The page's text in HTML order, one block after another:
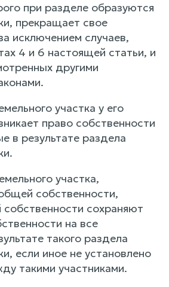
при разделе образуются
прекращает свое
исключением случаев,
4 и 6 настоящей статьи, и
другими
участка у его
право собственности
в результате раздела
участка,
собственности,
сохраняют
на все
такого раздела
если иное не установлено
такими участниками.